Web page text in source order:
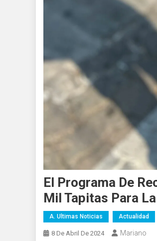
El Programa De
Mil Tapitas Para
A. Ultimas Noticias Actualidad
8 De Abril De 2024 Mariano